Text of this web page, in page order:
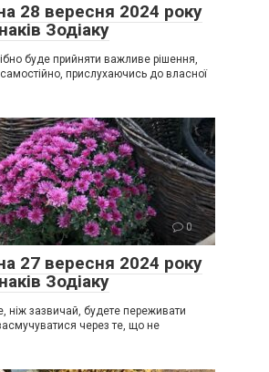
28 вересня 2024 року
Зодіаку
буде прийняти важливе рішення,
прислухаючись до власної
0
27 вересня 2024 року
Зодіаку
ніж зазвичай, будете переживати
через те, що не